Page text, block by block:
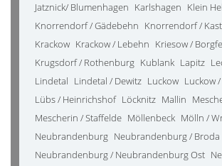
Jatznick/ Blumenhagen Karlshagen Klein
Knorrendorf / Gädebehn Knorrendorf /
Krackow Krackow / Lebehn Kriesow /
Krugsdorf / Rothenburg Kublank Lapitz
Lindetal Lindetal / Dewitz Luckow Luckow
Lübs / Heinrichshof Löcknitz Mallin
Mescherin / Staffelde Möllenbeck Mölln /
Neubrandenburg Neubrandenburg / Broda
Neubrandenburg / Neubrandenburg Ost